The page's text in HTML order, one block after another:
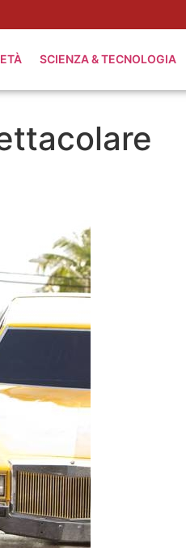
SCIENZA & TECNOLOGIA